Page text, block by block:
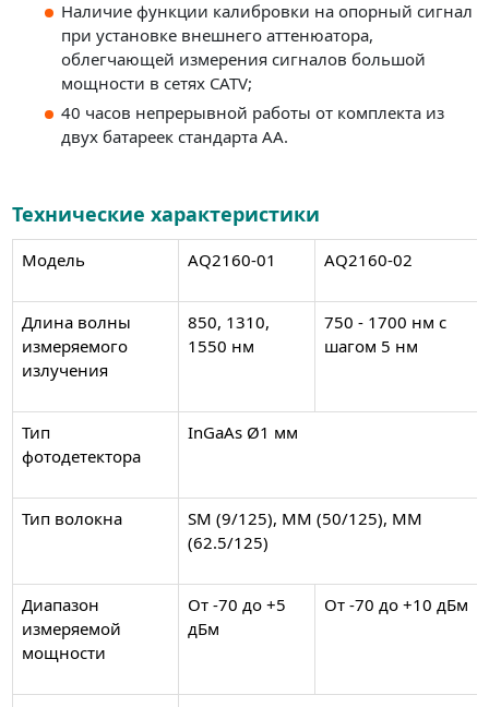
Наличие функции калибровки на опорный сигнал
при установке внешнего аттенюатора,
облегчающей измерения сигналов большой
мощности в сетях CATV;
40 часов непрерывной работы от комплекта из
двух батареек стандарта АА.
Технические характеристики
Модель AQ2160-01 AQ2160-02
Длина волны
измеряемого
излучения
850, 1310,
1550 нм
750 - 1700 нм c
шагом 5 нм
Тип
фотодетектора
InGaAs Ø1 мм
Тип волокна
SM (9/125), ММ (50/125), ММ
(62.5/125)
Диапазон
измеряемой
мощности
От -70 до +5
дБм
От -70 до +10 дБм